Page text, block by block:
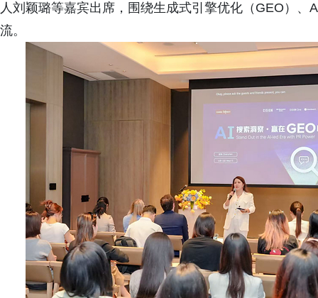
人刘颖璐等嘉宾出席，围绕生成式引擎优化（GEO）
流。